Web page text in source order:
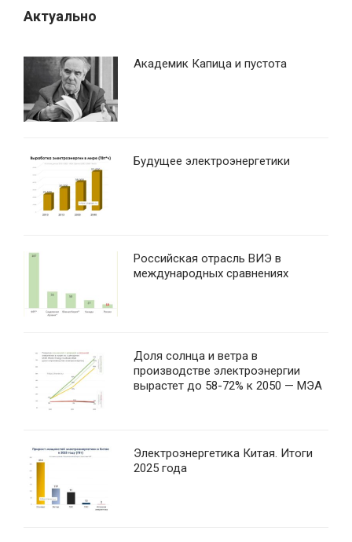
Актуально
Академик Капица и пустота
Будущее электроэнергетики
Российская отрасль ВИЭ в
международных сравнениях
Доля солнца и ветра в
производстве электроэнергии
вырастет до 58-72% к 2050 — МЭА
Электроэнергетика Китая. Итоги
2025 года